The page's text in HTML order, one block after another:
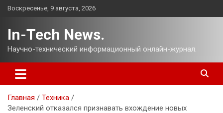
Перейти
Воскресенье, 9 августа, 2026
In-Tech News.
Научно-технический информационный онлайн-журнал.
Главная
Техника
Зеленский отказался признавать вхождение новых